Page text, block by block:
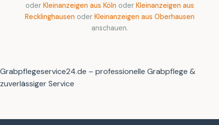
oder Kleinanzeigen aus Kölnoder Kleinanzeigen aus
Recklinghausenoder Kleinanzeigen aus Oberhausen
anschauen.
Grabpflegeservice24.de – professionelle Grabpflege &
zuverlässiger Service